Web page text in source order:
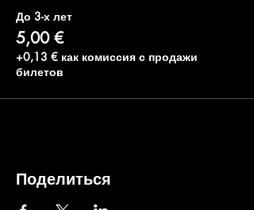
До 3-х лет
5,00 €
+0,13 € как комиссия с продажи
билетов
Поделиться